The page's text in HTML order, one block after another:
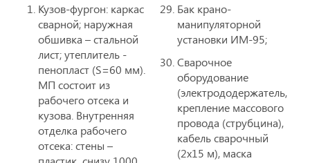
Кузов-фургон: каркас
сварной; наружная
обшивка – стальной
лист; утеплитель -
пенопласт (S=60 мм).
МП состоит из
рабочего отсека и
кузова. Внутренняя
отделка рабочего
отсека: стены –
Бак крано-
манипуляторной
установки ИМ-95;
Сварочное
оборудование
(электрододержатель,
крепление массового
провода (струбцина),
кабель сварочный
(2х15 м), маска